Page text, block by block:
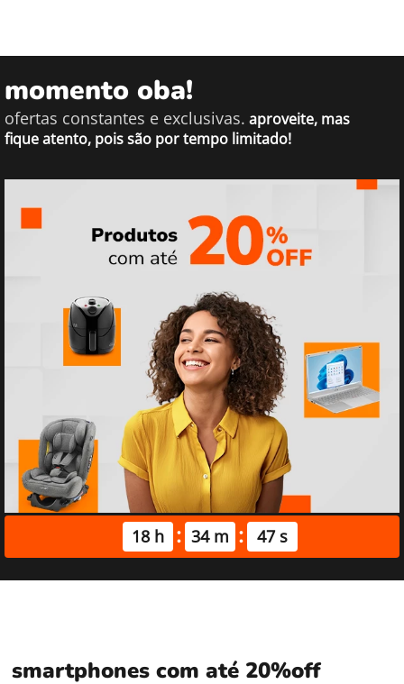
momento oba!
ofertas constantes e exclusivas. aproveite, mas
fique atento, pois são por tempo limitado!
18 h : 34 m : 46 s
smartphones com até 20%off